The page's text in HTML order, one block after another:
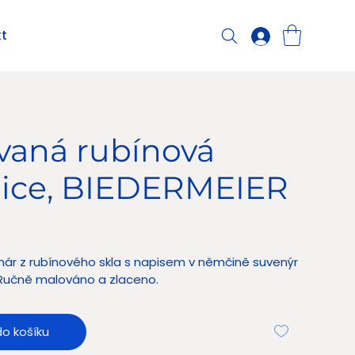
rubínová
BIEDERMEIER
z rubínového skla s napisem v němčině suvenýr
malováno a zlaceno.
košíku